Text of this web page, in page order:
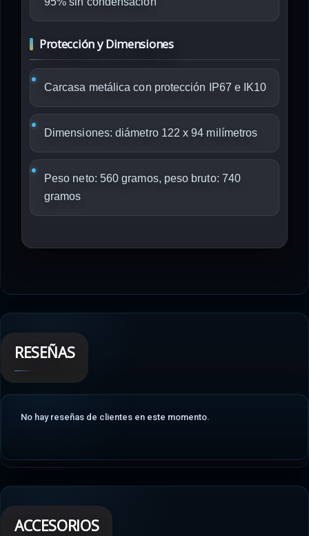
Protección y Dimensiones
Carcasa metálica con protección IP67 e IK10
Dimensiones: diámetro 122 x 94 milímetros
Peso neto: 560 gramos, peso bruto: 740
gramos
RESEÑAS
No hay reseñas de clientes en este momento.
ACCESORIOS